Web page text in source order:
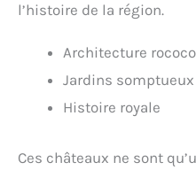
l’histoire de la région.
Architecture
Jardins somptueux
Histoire royale
Ces châteaux ne sont